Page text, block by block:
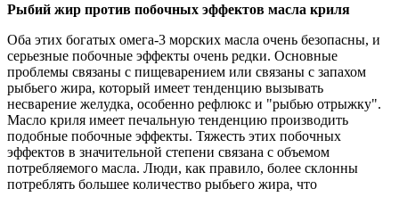
Рыбий жир против побочных эффектов масла криля
Оба этих богатых омега-3 морских масла очень безопасны, и
серьезные побочные эффекты очень редки. Основные
проблемы связаны с пищеварением или связаны с запахом
рыбьего жира, который имеет тенденцию вызывать
несварение желудка, особенно рефлюкс и "рыбью отрыжку".
Масло криля имеет печальную тенденцию производить
подобные побочные эффекты. Тяжесть этих побочных
эффектов в значительной степени связана с объемом
потребляемого масла. Люди, как правило, более склонны
потреблять большее количество рыбьего жира, что